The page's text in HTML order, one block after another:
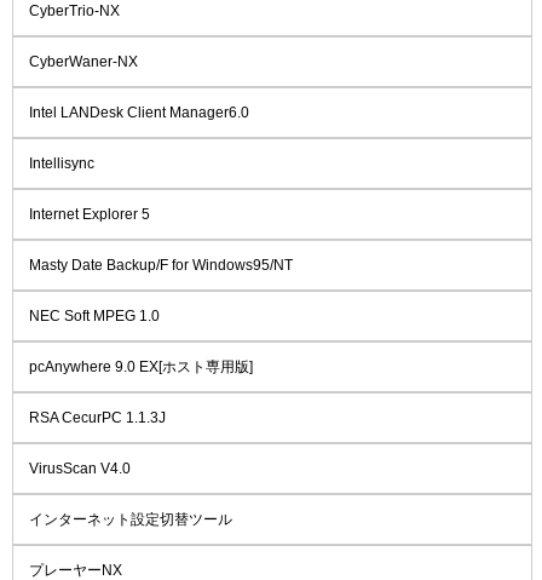
CyberTrio-NX
CyberWaner-NX
Intel LANDesk Client Manager6.0
Intellisync
Internet Explorer 5
Masty Date Backup/F for Windows95/NT
NEC Soft MPEG 1.0
pcAnywhere 9.0 EX[ホスト専用版]
RSA CecurPC 1.1.3J
VirusScan V4.0
インターネット設定切替ツール
プレーヤーNX